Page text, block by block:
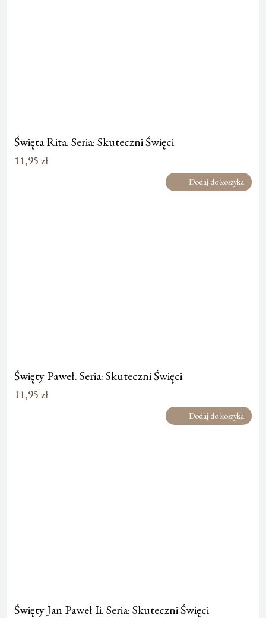
Święta Rita. Seria: Skuteczni Święci
11,95 zł
Dodaj do koszyka
Święty Paweł. Seria: Skuteczni Święci
11,95 zł
Dodaj do koszyka
Święty Jan Paweł Ii. Seria: Skuteczni Święci